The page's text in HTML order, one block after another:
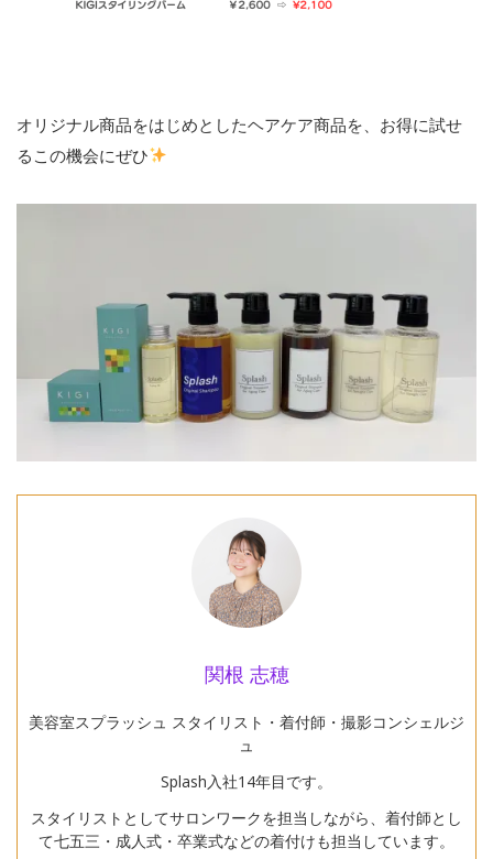
オリジナル商品をはじめとしたヘアケア商品を、お得に試せ
るこの機会にぜひ
関根 志穂
美容室スプラッシュ スタイリスト・着付師・撮影コンシェルジ
ュ
Splash入社14年目です。
スタイリストとしてサロンワークを担当しながら、着付師とし
て七五三・成人式・卒業式などの着付けも担当しています。